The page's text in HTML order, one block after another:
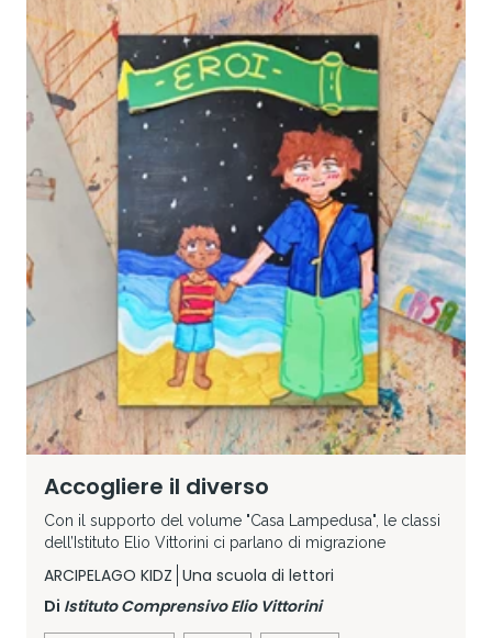
Accogliere il diverso
Con il supporto del volume "Casa Lampedusa", le classi
dell’Istituto Elio Vittorini ci parlano di migrazione
ARCIPELAGO KIDZ Una scuola di lettori
Di Istituto Comprensivo Elio Vittorini